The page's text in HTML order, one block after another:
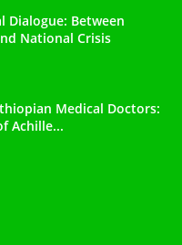
Dialogue: Between
National Crisis
Medical Doctors:
Achille...